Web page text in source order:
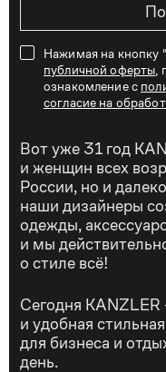
Нажимая на кнопку
публичной оферты
ознакомление с
согласие на
Вот уже 31 год
и женщин всех
России, но и
наши дизайнеры
одежды,
и мы
о стиле всё!
Сегодня KANZLER
и удобная
для бизнеса и
день.